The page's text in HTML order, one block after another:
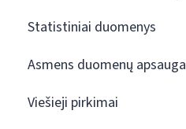
Statistiniai duomenys
Asmens duomenų apsauga
Viešieji pirkimai